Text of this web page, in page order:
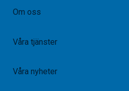
Om oss
Våra tjänster
Våra nyheter